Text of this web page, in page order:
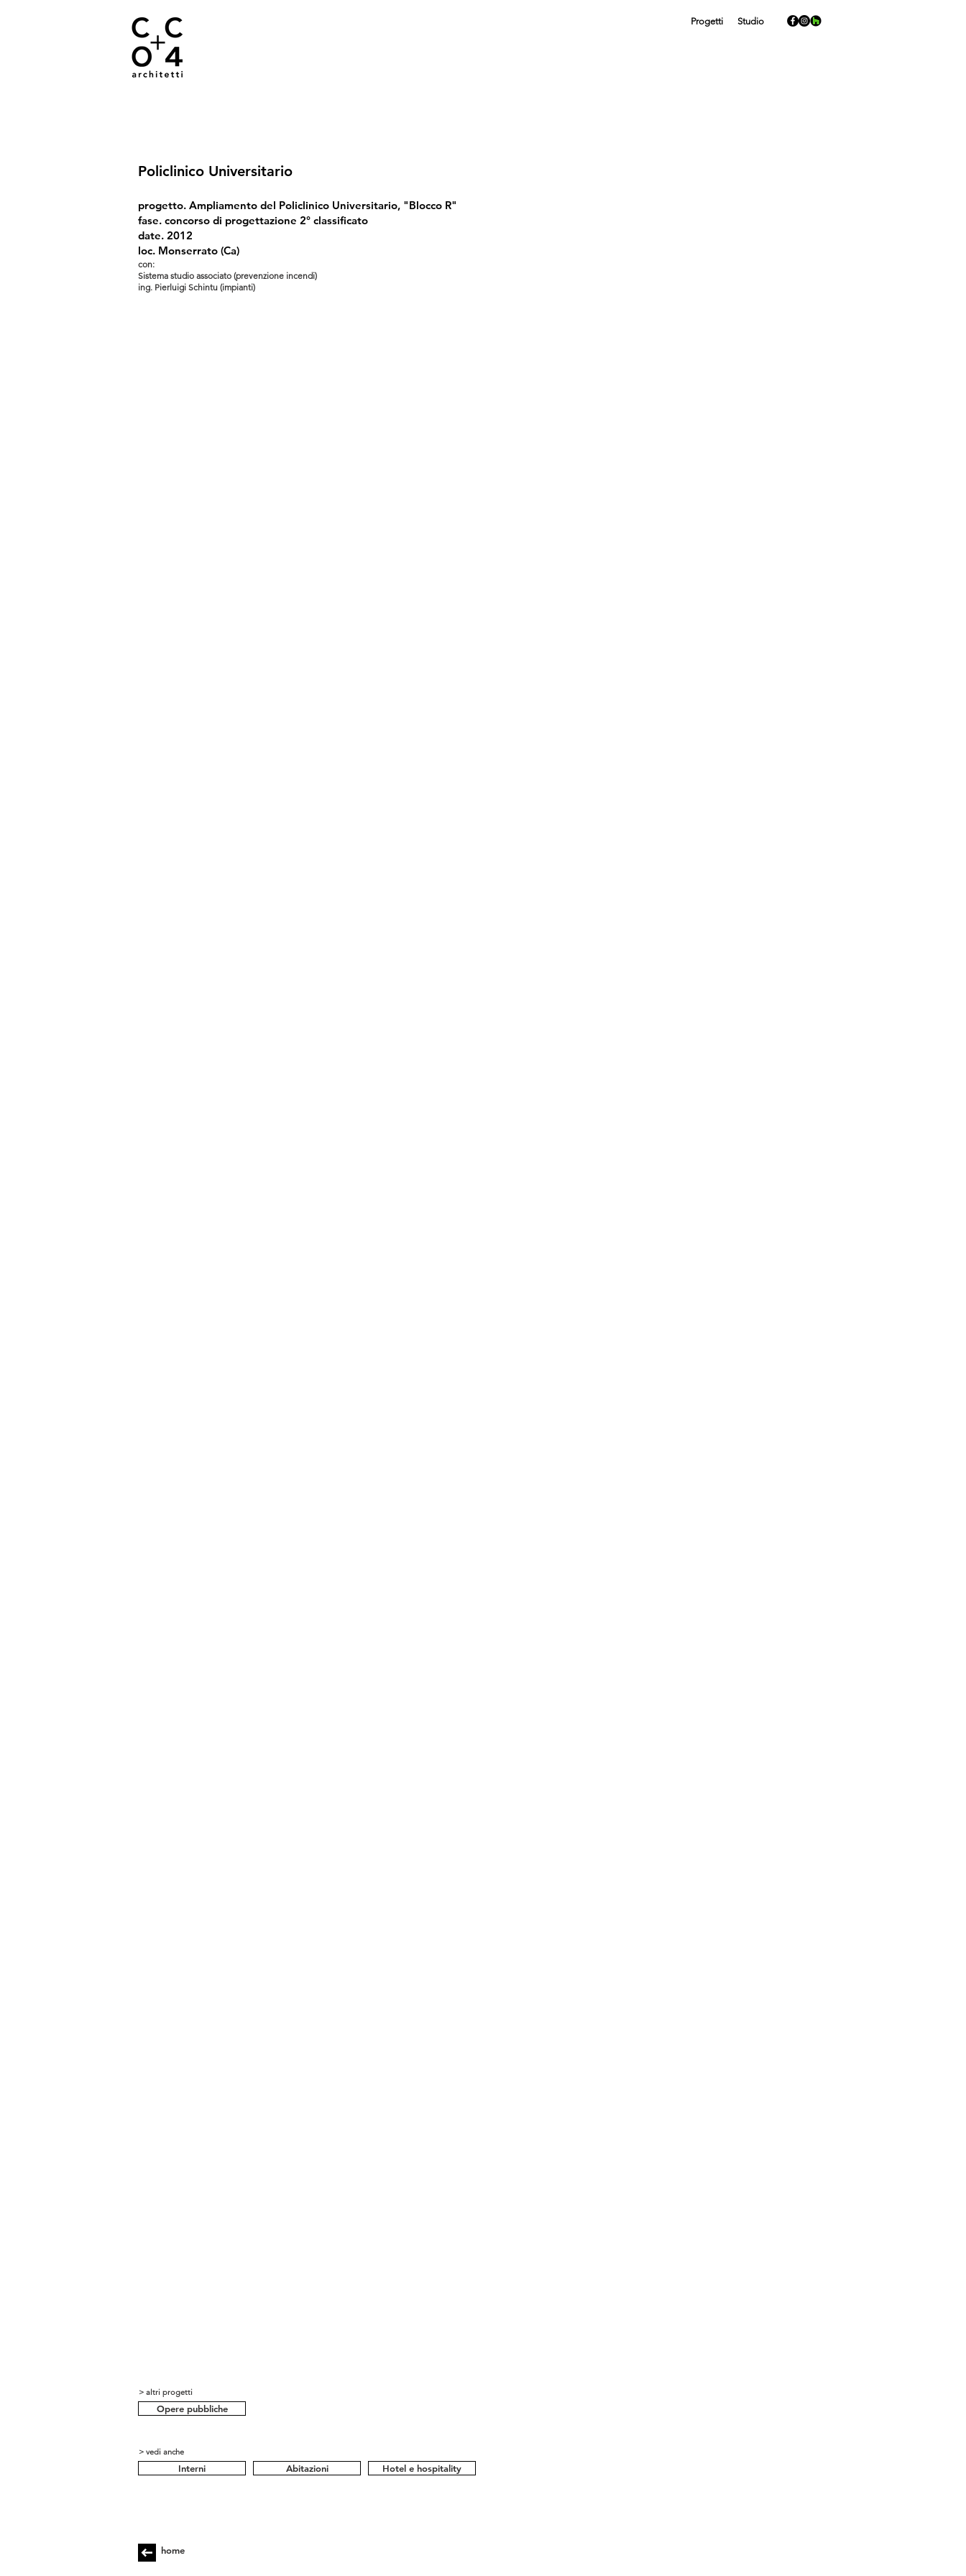
Progetti Studio
01
con:
Sistema studio associato (prevenzione incendi)
ing. Pierluigi Schintu (impianti)
progetto. Ampliamento del Policlinico Universitario, "Blocco R"
fase. concorso di progettazione 2° classificato
date. 2012
loc. Monserrato (Ca)
Policlinico Universitario
> altri progetti
Opere pubbliche
> vedi anche
Interni Abitazioni Hotel e hospitality
home